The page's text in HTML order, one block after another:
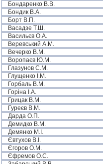
Бондаренко В.В.
Бондик В.А.
Борт В.П.
Васадзе Т.Ш.
Васильєв О.А.
Веревський А.М.
Вечерко В.М.
Воропаєв Ю.М.
Глазунов С.М.
Глущенко І.М.
Горбаль В.М.
Горіна І.А.
Грицак В.М.
Гуреєв В.М.
Дарда О.П.
Демидко В.М.
Демянко М.І.
Євтухов В.І.
Єгоров О.М.
Єфремов О.С.